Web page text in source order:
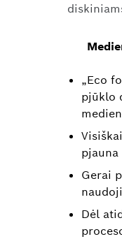
„Eco
pjūklo
Gerai
Dėl